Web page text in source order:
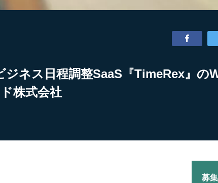
ネス日程調整SaaS『TimeRex』の
株式会社
募